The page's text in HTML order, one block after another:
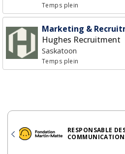
Temps plein
Marketing &
Hughes Recruitment
Saskatoon
Temps plein
RESPONSABLE